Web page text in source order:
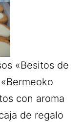
«Besitos de
con aroma
de regalo